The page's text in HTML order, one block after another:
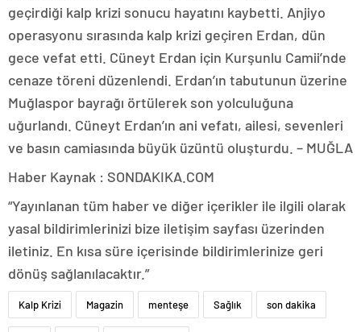
geçirdiği kalp krizi sonucu hayatını kaybetti. Anjiyo
operasyonu sırasında kalp krizi geçiren Erdan, dün
gece vefat etti. Cüneyt Erdan için Kurşunlu Camii’nde
cenaze töreni düzenlendi. Erdan’ın tabutunun üzerine
Muğlaspor bayrağı örtülerek son yolculuğuna
uğurlandı. Cüneyt Erdan’ın ani vefatı, ailesi, sevenleri
ve basın camiasında büyük üzüntü oluşturdu. – MUĞLA
Haber Kaynak : SONDAKIKA.COM
“Yayınlanan tüm haber ve diğer içerikler ile ilgili olarak
yasal bildirimlerinizi bize iletişim sayfası üzerinden
iletiniz. En kısa süre içerisinde bildirimlerinize geri
dönüş sağlanılacaktır.”
Kalp Krizi Magazin menteşe Sağlık son dakika